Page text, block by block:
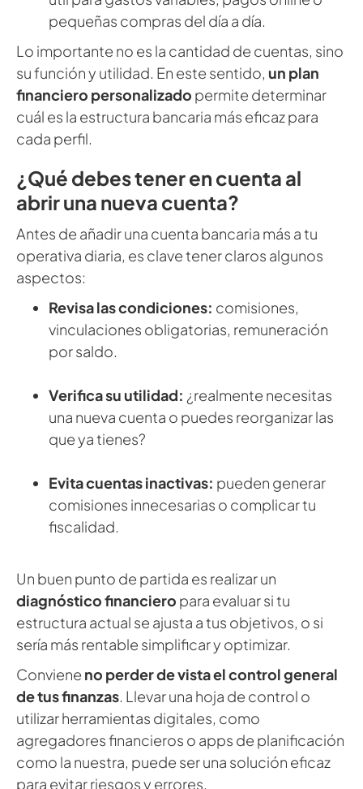
pequeñas compras del día a día.
Lo importante no es la cantidad de cuentas, sino
su función y utilidad. En este sentido, un plan
financiero personalizado permite determinar
cuál es la estructura bancaria más eficaz para
cada perfil.
¿Qué debes tener en cuenta al
abrir una nueva cuenta?
Antes de añadir una cuenta bancaria más a tu
operativa diaria, es clave tener claros algunos
aspectos:
Revisa las condiciones: comisiones,
vinculaciones obligatorias, remuneración
por saldo.
Verifica su utilidad: ¿realmente necesitas
una nueva cuenta o puedes reorganizar las
que ya tienes?
Evita cuentas inactivas: pueden generar
comisiones innecesarias o complicar tu
fiscalidad.
Un buen punto de partida es realizar un
diagnóstico financiero para evaluar si tu
estructura actual se ajusta a tus objetivos, o si
sería más rentable simplificar y optimizar.
Conviene no perder de vista el control general
de tus finanzas. Llevar una hoja de control o
utilizar herramientas digitales, como
agregadores financieros o apps de planificación
como la nuestra, puede ser una solución eficaz
para evitar riesgos y errores.